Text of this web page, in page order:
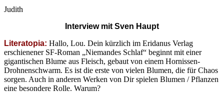
Judith
Interview mit Sven Haupt
Literatopia: Hallo, Lou. Dein kürzlich im Eridanus Verlag
erschienener SF-Roman „Niemandes Schlaf“ beginnt mit einer
gigantischen Blume aus Fleisch, gebaut von einem Hornissen-
Drohnenschwarm. Es ist die erste von vielen Blumen, die für Chaos
sorgen. Auch in anderen Werken von Dir spielen Blumen / Pflanzen
eine besondere Rolle. Warum?